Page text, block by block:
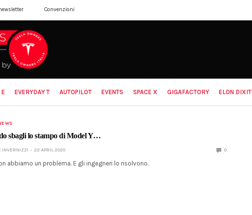
Convenzioni
EVERYDAY T AUTOPILOT EVENTS SPACE X GIGAFACTORY ELON DIXIT
sbagli lo stampo di Model Y…
INVERNIZZI 22 APRIL 2020 0
abbiamo un problema. E gli ingegneri lo risolvono.